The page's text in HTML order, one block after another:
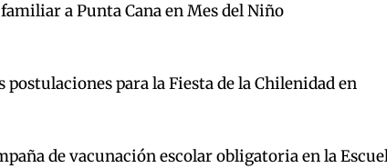
a Punta Cana en Mes del Niño
para la Fiesta de la Chilenidad en
de vacunación escolar obligatoria en la